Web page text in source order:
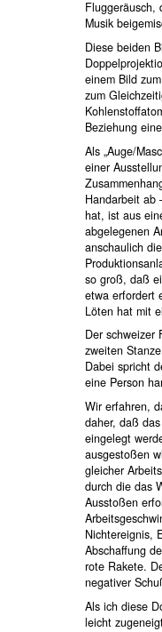
Fluggeräusch,
Musik
Diese beiden
einem Bild
zum
Beziehung
Als „Auge/
einer
Handarbeit ab
hat, ist aus
abgelegenen
anschaulich
so groß, daß
etwa erfordert
Löten hat mit
Der schweizer
zweiten
Dabei spricht
eine Person
Wir erfahren,
daher, daß
eingelegt
ausgestoßen
gleicher
durch die das
Ausstoßen
Nichtereignis,
Abschaffung
rote Rakete.
negativer
Als ich diese
leicht